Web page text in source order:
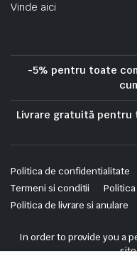
Vinde aici
-5% pentru toate
Livrare gratuită pentru
Politica de confidentialitate
Termeni si conditii
Politica de livrare si anulare
Copyright 2025 © Skrekis. All
In order to provide you a